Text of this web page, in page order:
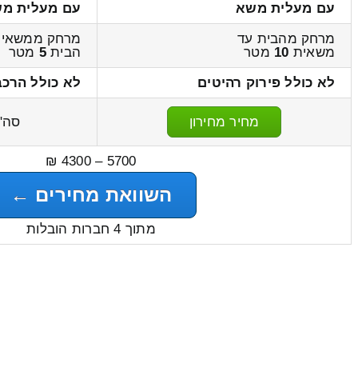
עם מעלית משא
עם מעלית
מרחק מהבית עד
משאית 10 מטר
מרחק
הבית5 מטר
לא כולל פירוק רהיטים
לא כולל
מחיר מחירון
5700 – 4300 ₪
השוואת מחירים ←
מתוך 4 חברות הובלות